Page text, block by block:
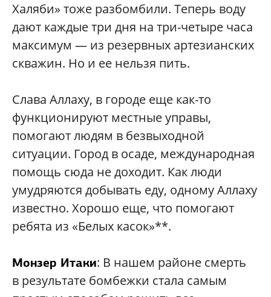
Халяби» тоже разбомбили. Теперь воду
дают каждые три дня на три-четыре часа
максимум — из резервных артезианских
скважин. Но и ее нельзя пить.
Слава Аллаху, в городе еще как-то
функционируют местные управы,
помогают людям в безвыходной
ситуации. Город в осаде, международная
помощь сюда не доходит. Как люди
умудряются добывать еду, одному Аллаху
известно. Хорошо еще, что помогают
ребята из «Белых касок»**.
Монзер Итаки: В нашем районе смерть
в результате бомбежки стала самым